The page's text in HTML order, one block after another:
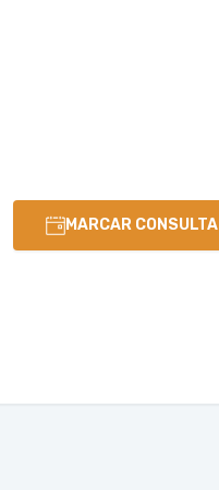
MARCAR CONSULTA